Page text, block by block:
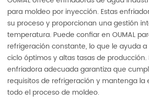
para moldeo por inyección. Estas
su proceso y proporcionan una gestión
temperatura. Puede confiar en OUMAL
refrigeración constante, lo que le ayuda
ciclo óptimos y altas tasas de producción.
enfriadora adecuada garantiza que
requisitos de refrigeración y mantenga la
todo el proceso de moldeo.